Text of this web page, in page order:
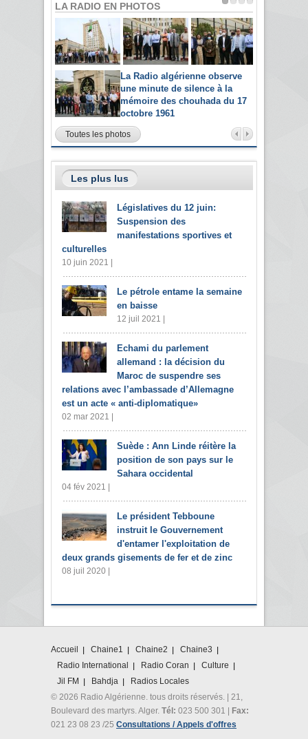
LA RADIO EN PHOTOS
La Radio algérienne observe
une minute de silence à la
mémoire des chouhada du 17
octobre 1961
Toutes les photos
Les plus lus
Législatives du 12 juin:
Suspension des
manifestations sportives et
culturelles
10 juin 2021 |
Le pétrole entame la semaine
en baisse
12 juil 2021 |
Echami du parlement
allemand : la décision du
Maroc de suspendre ses
relations avec l’ambassade d’Allemagne
est un acte « anti-diplomatique»
02 mar 2021 |
Suède : Ann Linde réitère la
position de son pays sur le
Sahara occidental
04 fév 2021 |
Le président Tebboune
instruit le Gouvernement
d'entamer l'exploitation de
deux grands gisements de fer et de zinc
08 juil 2020 |
Accueil Chaine1 Chaine2
Chaine3
Radio International
Radio Coran
Culture
Jil FM
Bahdja
Radios Locales
© 2026 Radio Algérienne. tous droits réservés. | 21,
Boulevard des martyrs. Alger. Tél: 023 500 301 | Fax:
021 23 08 23 /25 Consultations / Appels d'offres